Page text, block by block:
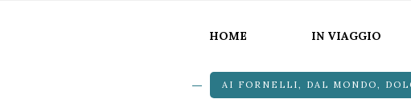
HOME IN VIAGGIO
AI FORNELLI, DAL MONDO,